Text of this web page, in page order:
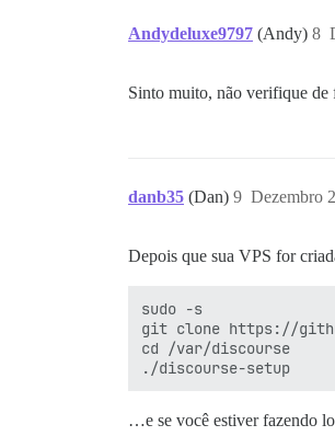
Andydeluxe9797 (Andy) 8
Sinto muito, não verifique de
danb35 (Dan) Dezembro
9
Depois que sua VPS for
sudo -s
git clone https://
cd /var/discourse
…e se você estiver fazendo